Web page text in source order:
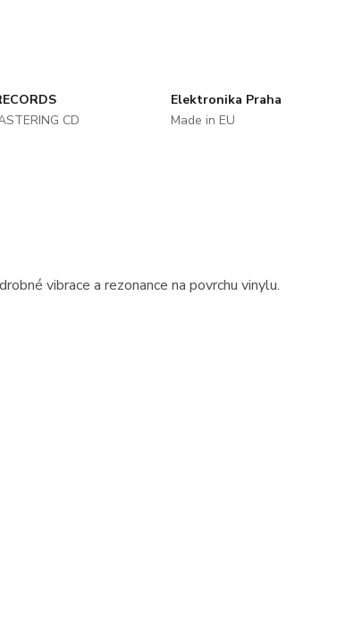
CD
Elektronika Praha
Made in EU
vibrace a rezonance na povrchu vinylu.